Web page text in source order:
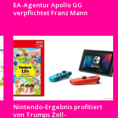
EA-Agentur Apollo GG
verpflichtet Franz Mann
Nintendo-Ergebnis profitiert
von Trumps Zoll-